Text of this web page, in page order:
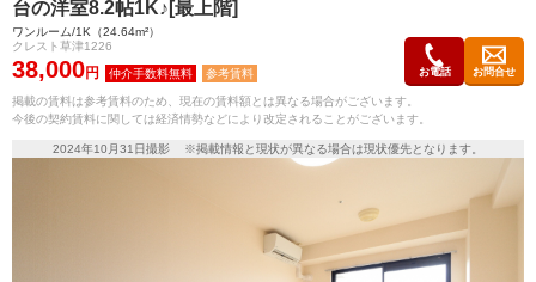
台の洋室8.2帖1K♪[最上階]
ワンルーム/1K（24.64m²）
クレスト草津1226
38,000円 参考賃料 お電話 お問合せ
掲載の賃料は参考賃料のため、現在の賃料額とは異なる場合がございます。
今後の契約賃料に関しては経済情勢などにより改定されることがございます。
2024年10月31日撮影 ※掲載情報と現状が異なる場合は現状優先となります。